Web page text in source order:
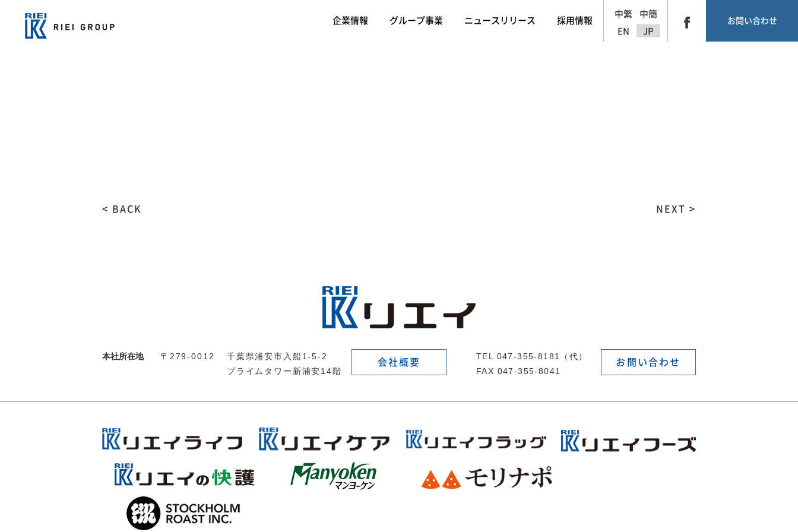
企業情報 グループ事業 ニュースリリース 採用情報
中繁
中簡
EN
JP
お問い合わせ
< BACK NEXT >
本社所在地 〒279-0012
千葉県浦安市入船1-5-2
プライムタワー新浦安14階
会社概要
TEL 047-355-8181（代）
FAX 047-355-8041
お問い合わせ